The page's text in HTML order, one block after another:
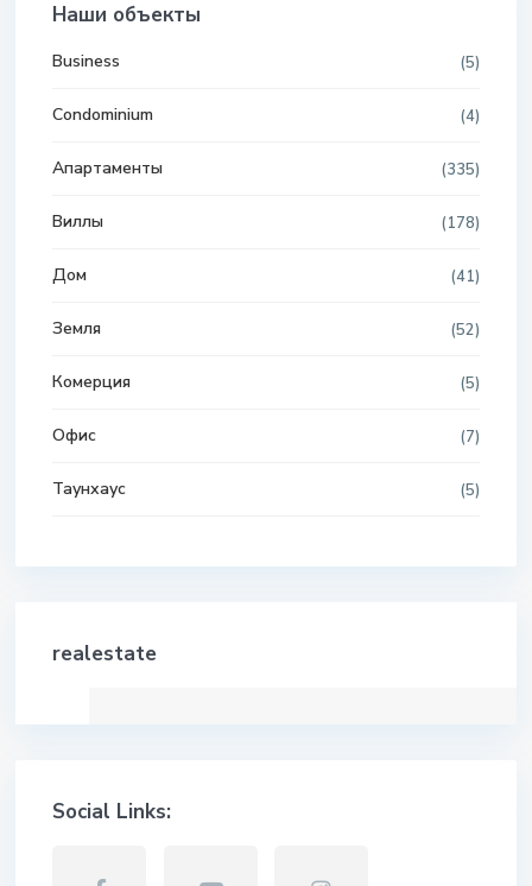
Наши объекты
Business (5)
Condominium (4)
Апартаменты (335)
Виллы (178)
Дом (41)
Земля (52)
Комерция (5)
Офис (7)
Таунхаус (5)
realestate
Social Links: